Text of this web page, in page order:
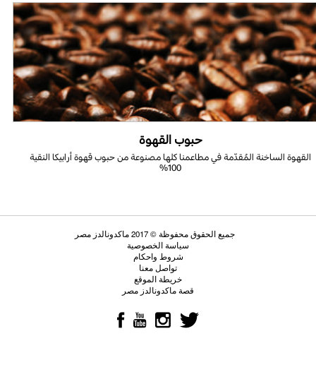
حبوب القهوة
القهوة الساخنة المُقدّمة في مطاعمنا كلها مصنوعة من حبوب قهوة أرابيكا النقية
100%
سياسة الخصوصية
شروط واحكام
تواصل معنا
خريطة الموقع
قصة ماكدونالدز مصر